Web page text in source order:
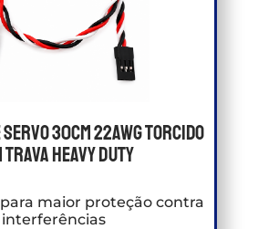
Servo 30cm 22awg Torcido
Trava Heavy Duty
maior proteção contra
interferências